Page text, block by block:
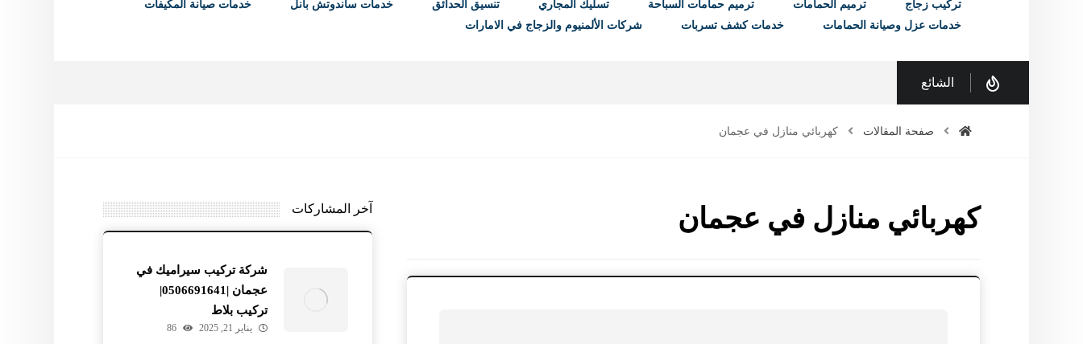
تركيب زجاج
ترميم الحمامات ترميم حمامات السباحة تسليك المجاري تنسيق الحدائق خدمات ساندوتش بانل
خدمات صيانة المكيفات
خدمات عزل وصيانة الحمامات
خدمات كشف تسربات شركات الألمنيوم والزجاج في الامارات
الشائع
صفحة المقالات كهربائي منازل في عجمان
كهربائي منازل في عجمان آخر المشاركات
شركة تركيب سيراميك في
عجمان |0506691641|
تركيب بلاط
يناير 21, 2025 86